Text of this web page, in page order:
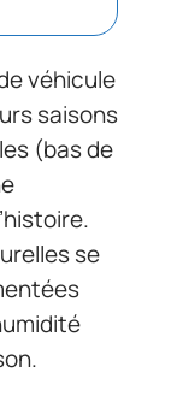
véhicule
saisons
(bas de
se